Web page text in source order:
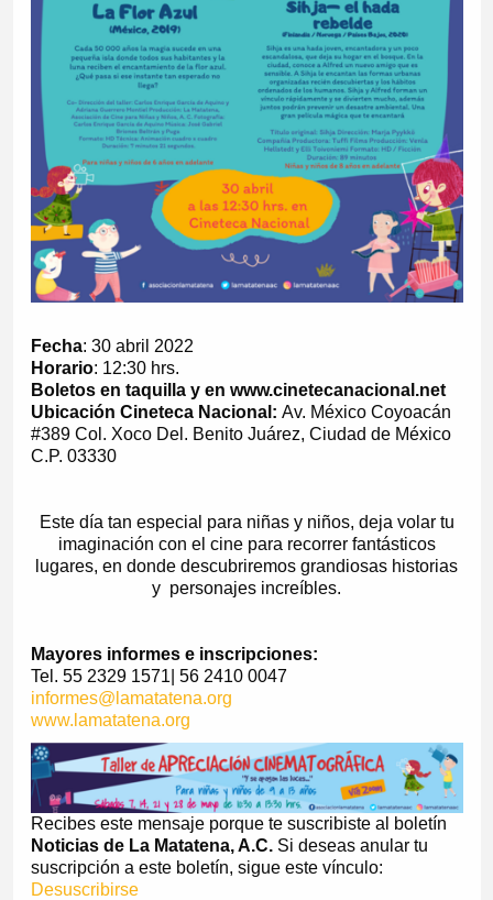
Fecha: 30 abril 2022
Horario: 12:30 hrs.
Boletos en taquilla y en www.cinetecanacional.net
Ubicación Cineteca Nacional: Av. México Coyoacán
#389 Col. Xoco Del. Benito Juárez, Ciudad de México
C.P. 03330
Este día tan especial para niñas y niños, deja volar tu
imaginación con el cine para recorrer fantásticos
lugares, en donde descubriremos grandiosas historias
y personajes increíbles.
Mayores informes e inscripciones:
Tel. 55 2329 1571| 56 2410 0047
informes@lamatatena.org
www.lamatatena.org
Recibes este mensaje porque te suscribiste al boletín
Noticias de La Matatena, A.C.Si deseas anular tu
suscripción a este boletín, sigue este vínculo:
Desuscribirse